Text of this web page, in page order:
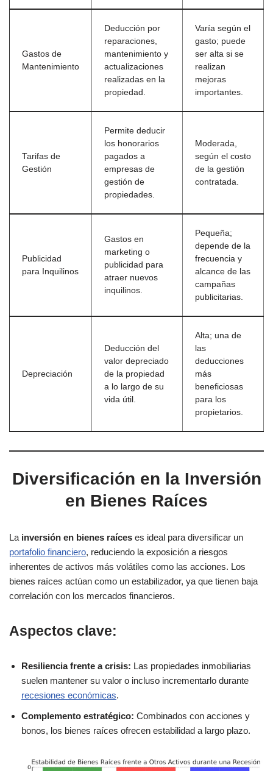
Gastos de
Mantenimiento
Deducción por
reparaciones,
mantenimiento y
actualizaciones
realizadas en la
propiedad.
Varía según el
gasto; puede
ser alta si se
realizan
mejoras
importantes.
Tarifas de
Gestión
Permite deducir
los honorarios
pagados a
empresas de
gestión de
propiedades.
Moderada,
según el costo
de la gestión
contratada.
Publicidad
para Inquilinos
Gastos en
marketing o
publicidad para
atraer nuevos
inquilinos.
Pequeña;
depende de la
frecuencia y
alcance de las
campañas
publicitarias.
Depreciación
Deducción del
valor depreciado
de la propiedad
a lo largo de su
vida útil.
Alta; una de
las
deducciones
más
beneficiosas
para los
propietarios.
Diversificación en la Inversión
en Bienes Raíces
La inversión en bienes raíces es ideal para diversificar un
portafolio financiero, reduciendo la exposición a riesgos
inherentes de activos más volátiles como las acciones. Los
bienes raíces actúan como un estabilizador, ya que tienen baja
correlación con los mercados financieros.
Aspectos clave:
Resiliencia frente a crisis: Las propiedades inmobiliarias
suelen mantener su valor o incluso incrementarlo durante
recesiones económicas.
Complemento estratégico: Combinados con acciones y
bonos, los bienes raíces ofrecen estabilidad a largo plazo.